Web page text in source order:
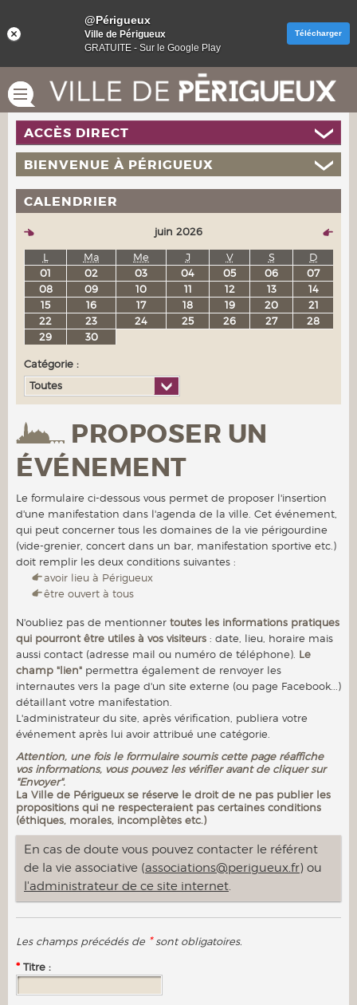
PROPOSER UN
ÉVÉNEMENT
Le formulaire ci-dessous vous permet de proposer l'insertion
d'une manifestation dans l'agenda de la ville. Cet événement,
qui peut concerner tous les domaines de la vie périgourdine
(vide-grenier, concert dans un bar, manifestation sportive etc.)
doit remplir les deux conditions suivantes :
avoir lieu à Périgueux
être ouvert à tous
N'oubliez pas de mentionner toutes les informations pratiques
qui pourront être utiles à vos visiteurs : date, lieu, horaire mais
aussi contact (adresse mail ou numéro de téléphone). Le
champ "lien" permettra également de renvoyer les
internautes vers la page d'un site externe (ou page Facebook...)
détaillant votre manifestation.
L'administrateur du site, après vérification, publiera votre
événement après lui avoir attribué une catégorie.
Attention, une fois le formulaire soumis cette page réaffiche
vos informations, vous pouvez les vérifier avant de cliquer sur
"Envoyer".
La Ville de Périgueux se réserve le droit de ne pas publier les
propositions qui ne respecteraient pas certaines conditions
(éthiques, morales, incomplètes etc.)
En cas de doute vous pouvez contacter le référent
de la vie associative (associations@perigueux.fr) ou
l'administrateur de ce site internet.
Les champs précédés de *sont obligatoires.
* Titre :
ACCÈS DIRECT
BIENVENUE À PÉRIGUEUX
CALENDRIER
juin 2026
L
Ma Me J V S
D
01
02 03 04 05 06
07
08
09 10 11 12 13
14
15
16 17 18 19 20
21
22
23 24 25 26 27
28
29
30
Catégorie :
Toutes
@Périgueux
Ville de Périgueux
GRATUITE - Sur le Google Play
Télécharger